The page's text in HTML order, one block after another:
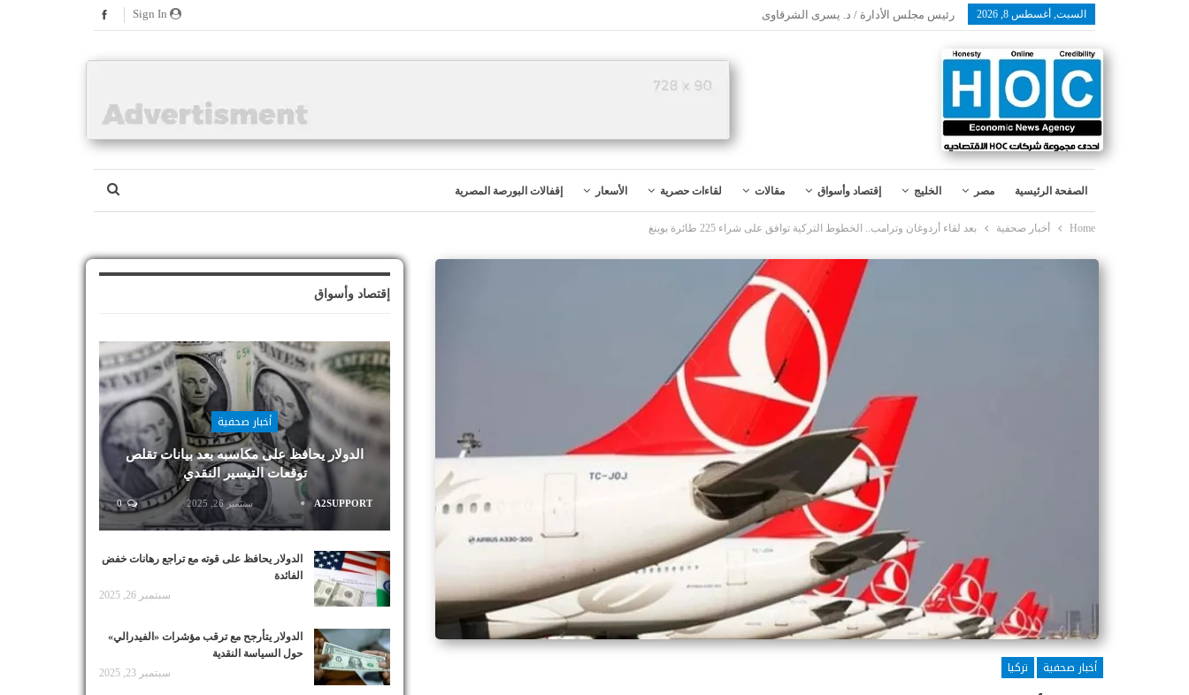
السبت, أغسطس 8, 2026 رئيس مجلس الأدارة / د. يسرى الشرقاوى
الصفحة الرئيسية مصر الخليج إقتصاد وأسواق مقالات لقاءات حصرية الأسعار إقفالات البورصة المصرية
Home أخبار صحفية بعد لقاء أردوغان وترامب.. الخطوط التركية توافق على شراء 225 طائرة بوينغ
أخبار صحفية
تركيا
إقتصاد وأسواق
أخبار صحفية
الدولار يحافظ على مكاسبه بعد بيانات تقلص
توقعات التيسير النقدي
A2SUPPORT سبتمبر 26, 2025 0
الدولار يحافظ على قوته مع تراجع رهانات خفض
الفائدة
سبتمبر 26, 2025
الدولار يتأرجح مع ترقب مؤشرات «الفيدرالي»
حول السياسة النقدية
سبتمبر 23, 2025